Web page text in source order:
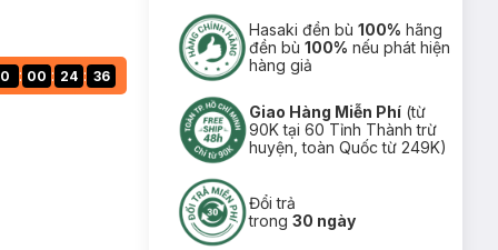
0 : 00 : 24 : 35
Hasaki đền bù100% hãng
đền bù100% nếu phát hiện
hàng giả
Giao Hàng Miễn Phí (từ
90K tại 60 Tỉnh Thành trừ
huyện, toàn Quốc từ 249K)
Đổi trả
trong30 ngày